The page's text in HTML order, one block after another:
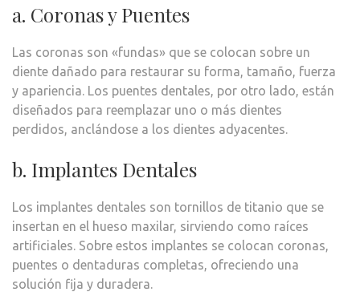
a. Coronas y Puentes
Las coronas son «fundas» que se colocan sobre un
diente dañado para restaurar su forma, tamaño, fuerza
y apariencia. Los puentes dentales, por otro lado, están
diseñados para reemplazar uno o más dientes
perdidos, anclándose a los dientes adyacentes.
b. Implantes Dentales
Los implantes dentales son tornillos de titanio que se
insertan en el hueso maxilar, sirviendo como raíces
artificiales. Sobre estos implantes se colocan coronas,
puentes o dentaduras completas, ofreciendo una
solución fija y duradera.